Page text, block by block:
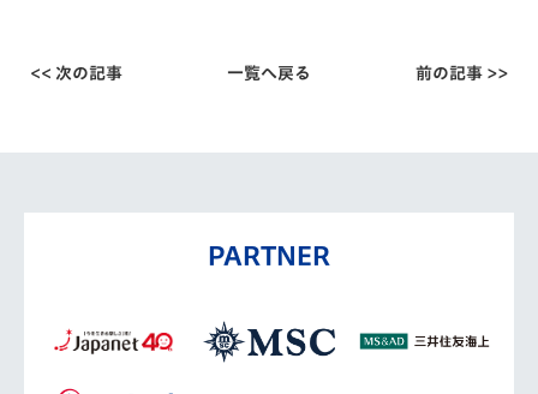
<< 次の記事 一覧へ戻る 前の記事 >>
PARTNER